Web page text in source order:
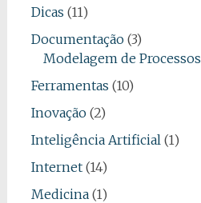
Dicas (11)
Documentação(3)
Modelagem de Processos
Ferramentas (10)
Inovação(2)
Inteligência Artificial(1)
Internet(14)
Medicina(1)